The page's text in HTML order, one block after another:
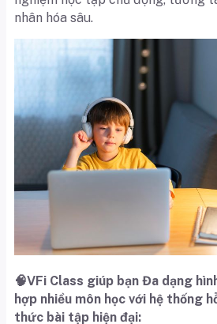
nhân hóa sâu.
🧠VFi Class giúp bạn Đa dạng
hợp nhiều môn học với hệ thống
thức bài tập hiện đại: